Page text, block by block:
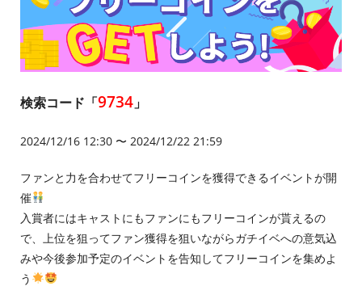
検索コード「9734 」
2024/12/16 12:30 〜 2024/12/22 21:59
ファンと力を合わせてフリーコインを獲得できるイベントが開
催
入賞者にはキャストにもファンにもフリーコインが貰えるの
で、上位を狙ってファン獲得を狙いながらガチイベへの意気込
みや今後参加予定のイベントを告知してフリーコインを集めよ
う